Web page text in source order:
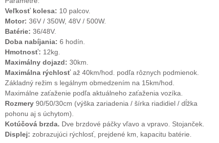
Veľkosť kolesa: 10 palcov.
Motor: 36V / 350W, 48V / 500W.
Batérie: 36/48V.
Doba nabíjania: 6 hodín.
Hmotnosť: 12kg.
Maximálny dojazd: 30km.
Maximálna rýchlosť až 40km/hod. podľa rôznych podmienok.
Základný režim s legálnym obmedzením na 15km/hod.
Maximálne zaťaženie podľa aktuálneho zaťaženia vozíka.
Rozmery 90/50/30cm (výška zariadenia / šírka riadidiel / dĺžka
pohonu aj s úchytom).
Kotúčová brzda. Dve brzdové páčky vľavo a vpravo. Stojanček.
Displej: zobrazujúci rýchlosť, prejdené km, kapacitu batérie.